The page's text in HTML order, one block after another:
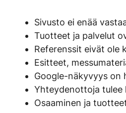
Sivusto ei enää
Tuotteet ja palvelut
Referenssit eivät ole
Esitteet,
Google-näkyvyys on
Yhteydenottoja tulee
Osaaminen ja